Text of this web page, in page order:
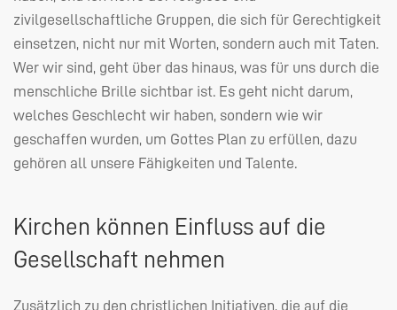
zivilgesellschaftliche Gruppen, die sich für Gerechtigkeit
einsetzen, nicht nur mit Worten, sondern auch mit Taten.
Wer wir sind, geht über das hinaus, was für uns durch die
menschliche Brille sichtbar ist. Es geht nicht darum,
welches Geschlecht wir haben, sondern wie wir
geschaffen wurden, um Gottes Plan zu erfüllen, dazu
gehören all unsere Fähigkeiten und Talente.
Kirchen können Einfluss auf die
Gesellschaft nehmen
Zusätzlich zu den christlichen Initiativen, die auf die